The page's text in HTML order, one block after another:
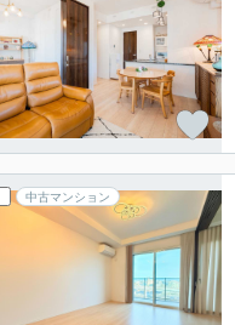
中古マンション